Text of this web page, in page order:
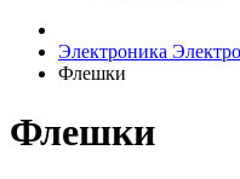
Электроника
Флешки
Флешки